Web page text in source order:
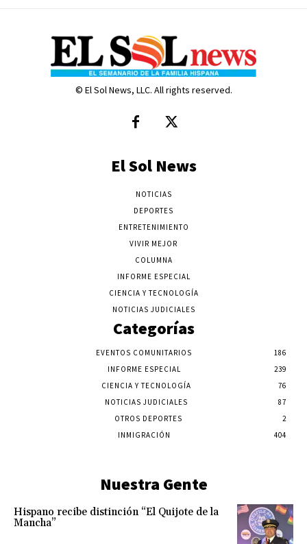
© El Sol News, LLC. All rights reserved.
El Sol News
NOTICIAS
DEPORTES
ENTRETENIMIENTO
VIVIR MEJOR
COLUMNA
INFORME ESPECIAL
CIENCIA Y TECNOLOGÍA
NOTICIAS JUDICIALES
Categorías
EVENTOS COMUNITARIOS
186
INFORME ESPECIAL
239
CIENCIA Y TECNOLOGÍA
76
NOTICIAS JUDICIALES
87
OTROS DEPORTES
2
INMIGRACIÓN
404
Nuestra Gente
Hispano recibe distinción “El Quijote de la
Mancha”